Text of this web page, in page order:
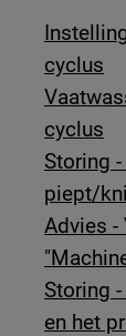
cyclus
cyclus
Storing
piept/
Advies -
Storing
en het